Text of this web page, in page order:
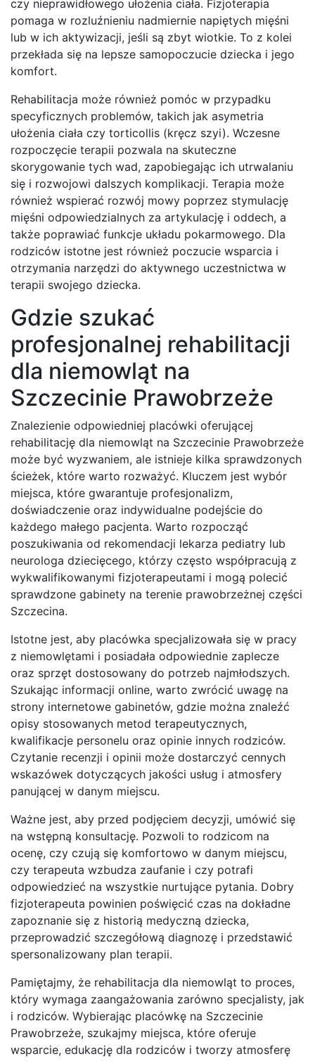
czy nieprawidłowego ułożenia ciała. Fizjoterapia
pomaga w rozluźnieniu nadmiernie napiętych mięśni
lub w ich aktywizacji, jeśli są zbyt wiotkie. To z kolei
przekłada się na lepsze samopoczucie dziecka i jego
komfort.
Rehabilitacja może również pomóc w przypadku
specyficznych problemów, takich jak asymetria
ułożenia ciała czy torticollis (kręcz szyi). Wczesne
rozpoczęcie terapii pozwala na skuteczne
skorygowanie tych wad, zapobiegając ich utrwalaniu
się i rozwojowi dalszych komplikacji. Terapia może
również wspierać rozwój mowy poprzez stymulację
mięśni odpowiedzialnych za artykulację i oddech, a
także poprawiać funkcje układu pokarmowego. Dla
rodziców istotne jest również poczucie wsparcia i
otrzymania narzędzi do aktywnego uczestnictwa w
terapii swojego dziecka.
Gdzie szukać
profesjonalnej rehabilitacji
dla niemowląt na
Szczecinie Prawobrzeże
Znalezienie odpowiedniej placówki oferującej
rehabilitację dla niemowląt na Szczecinie Prawobrzeże
może być wyzwaniem, ale istnieje kilka sprawdzonych
ścieżek, które warto rozważyć. Kluczem jest wybór
miejsca, które gwarantuje profesjonalizm,
doświadczenie oraz indywidualne podejście do
każdego małego pacjenta. Warto rozpocząć
poszukiwania od rekomendacji lekarza pediatry lub
neurologa dziecięcego, którzy często współpracują z
wykwalifikowanymi fizjoterapeutami i mogą polecić
sprawdzone gabinety na terenie prawobrzeżnej części
Szczecina.
Istotne jest, aby placówka specjalizowała się w pracy
z niemowlętami i posiadała odpowiednie zaplecze
oraz sprzęt dostosowany do potrzeb najmłodszych.
Szukając informacji online, warto zwrócić uwagę na
strony internetowe gabinetów, gdzie można znaleźć
opisy stosowanych metod terapeutycznych,
kwalifikacje personelu oraz opinie innych rodziców.
Czytanie recenzji i opinii może dostarczyć cennych
wskazówek dotyczących jakości usług i atmosfery
panującej w danym miejscu.
Ważne jest, aby przed podjęciem decyzji, umówić się
na wstępną konsultację. Pozwoli to rodzicom na
ocenę, czy czują się komfortowo w danym miejscu,
czy terapeuta wzbudza zaufanie i czy potrafi
odpowiedzieć na wszystkie nurtujące pytania. Dobry
fizjoterapeuta powinien poświęcić czas na dokładne
zapoznanie się z historią medyczną dziecka,
przeprowadzić szczegółową diagnozę i przedstawić
spersonalizowany plan terapii.
Pamiętajmy, że rehabilitacja dla niemowląt to proces,
który wymaga zaangażowania zarówno specjalisty, jak
i rodziców. Wybierając placówkę na Szczecinie
Prawobrzeże, szukajmy miejsca, które oferuje
wsparcie, edukację dla rodziców i tworzy atmosferę